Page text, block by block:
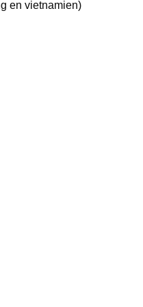
en vietnamien)